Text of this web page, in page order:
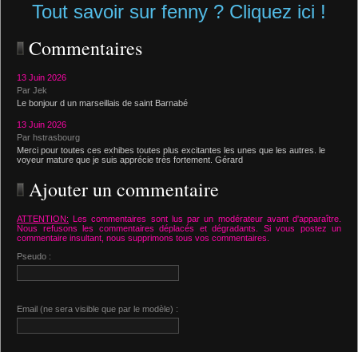
Tout savoir sur fenny ? Cliquez ici !
Commentaires
13 Juin 2026
Par Jek
Le bonjour d un marseillais de saint Barnabé
13 Juin 2026
Par hstrasbourg
Merci pour toutes ces exhibes toutes plus excitantes les unes que les autres. le
voyeur mature que je suis apprécie très fortement. Gérard
Ajouter un commentaire
ATTENTION: Les commentaires sont lus par un modérateur avant d'apparaître.
Nous refusons les commentaires déplacés et dégradants. Si vous postez un
commentaire insultant, nous supprimons tous vos commentaires.
Pseudo :
Email (ne sera visible que par le modèle) :